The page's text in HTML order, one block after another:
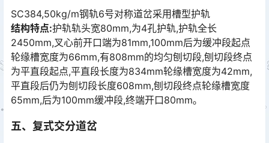
SC384,50kg/m钢轨6号对称道岔采用槽型护轨
结构特点:护轨轨头宽80mm,为4孔护轨,护轨全长
2450mm,叉心前开口端为81mm,100mm后为缓冲段起点
轮缘槽宽度为66mm,有808mm的均匀刨切段,刨切段终点
为平直段起点,平直段长度为834mm轮缘槽宽度为42mm,
平直段后仍为刨切段长度608mm,刨切段终点轮缘槽宽度
65mm,后为100mm缓冲段,终端开口80mm｡󠅅󠅃󠄵󠅂󠄪󠇖󠆨󠆨󠇕󠆞󠆒󠅬󠇘󠆭󠆘󠇙󠆝󠅵󠇗󠆭󠆁󠄐󠇗󠅹󠅸󠇖󠆍󠅳󠇖󠅹󠅰󠇖󠆌󠅹
五、复式交分道岔